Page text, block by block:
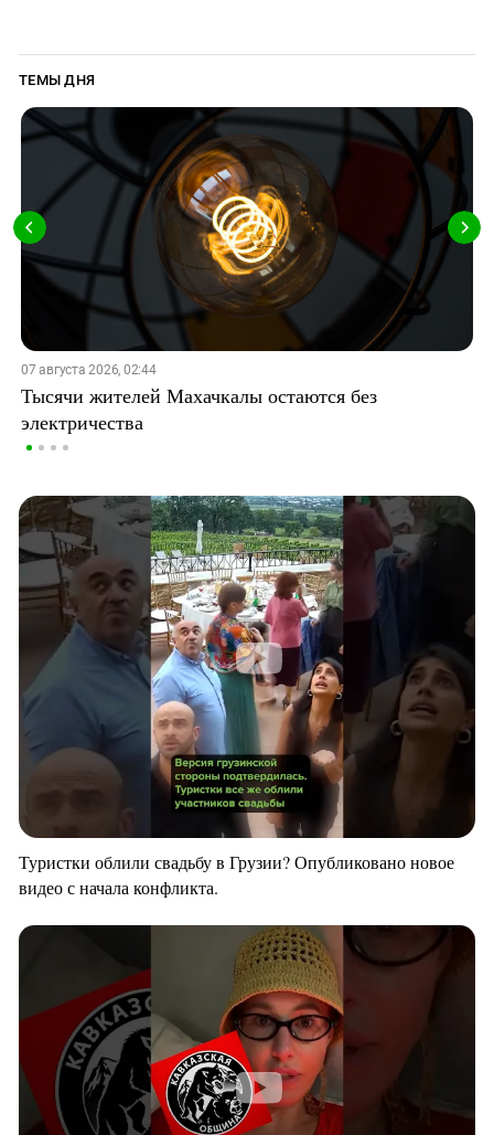
ТЕМЫ ДНЯ
07 августа 2026, 02:44
Тысячи жителей Махачкалы остаются без
электричества
Туристки облили свадьбу в Грузии? Опубликовано новое
видео с начала конфликта.